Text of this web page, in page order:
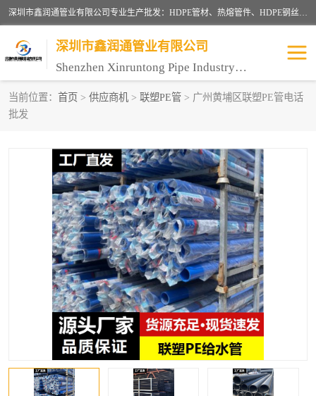
深圳市鑫润通管业有限公司专业生产批发：HDPE管材、热熔管件、HDPE钢丝骨架管、电熔管件、HDPE双壁波纹管、MPP电力管、井盖、PVC管材管件、PPR管材管件等；公司自创建以来，始终秉承“团结、务实、创新、守信”的服务宗旨，凭借专业的服务以及多年的勤奋拼搏，发展成为一家专业销售各种管材管件，绝缘电工套管及配件等系列产品的贸易公司。
深圳市鑫润通管业有限公司
Shenzhen Xinruntong Pipe Industry Co., Ltd
当前位置： 首页 > 供应商机 > 联塑PE管 > 广州黄埔区联塑PE管电话
批发
HDPE管材给水管
HDPE双壁波纹管 HDPE电力通讯管
UPVC电力通讯管 MPP电力通信管
联塑PVC管 联塑PPR管
联塑PE管 联塑家装红蓝线管